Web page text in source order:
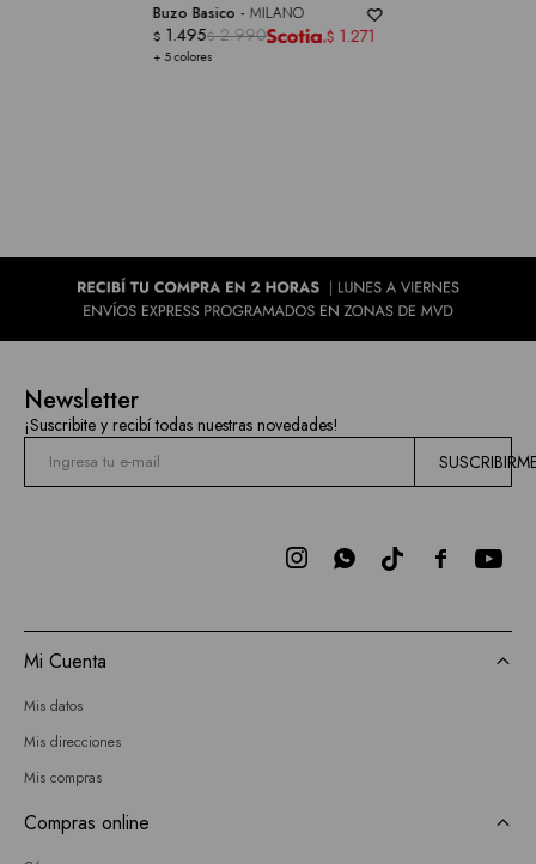
Buzo Basico - MILANO
+ 5 colores
$ 1.495$ 2.990 $ 1.271
Newsletter
¡Suscribite y recibí todas nuestras novedades!

 
Mi Cuenta
Mis datos
Mis direcciones
Mis compras
Compras online